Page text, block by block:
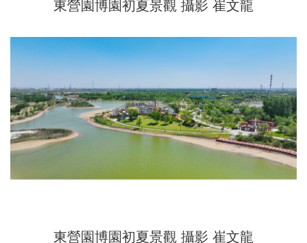
東營園博園初夏景觀 攝影 崔文龍
東營園博園初夏景觀 攝影 崔文龍